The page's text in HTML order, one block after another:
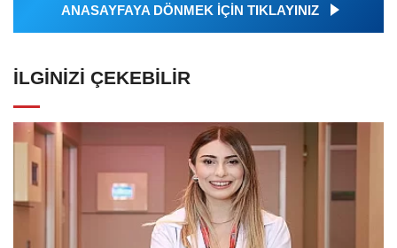
ANASAYFAYA DÖNMEK İÇİN TIKLAYINIZ
İLGINIZI ÇEKEBILIR